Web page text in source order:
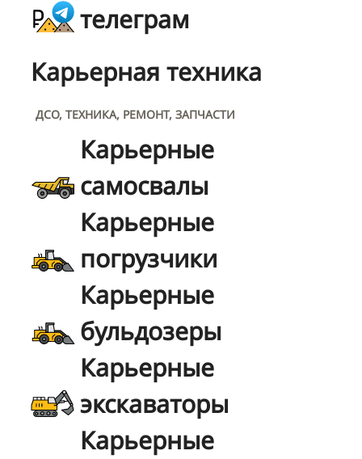
телеграм
Карьерная техника
ДСО, ТЕХНИКА, РЕМОНТ, ЗАПЧАСТИ
Карьерные
самосвалы
Карьерные
погрузчики
Карьерные
бульдозеры
Карьерные
экскаваторы
Карьерные